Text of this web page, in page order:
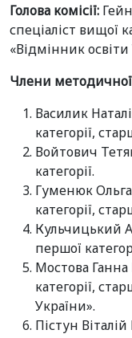
Голова комісії:
спеціаліст вищої
«Відмінник освіти
Члени методичної
Василик
категорії,
Войтович
категорії.
Гуменюк Ольга
категорії,
Кульчицький
першої
Мостова Ганна
категорії,
України».
Пістун